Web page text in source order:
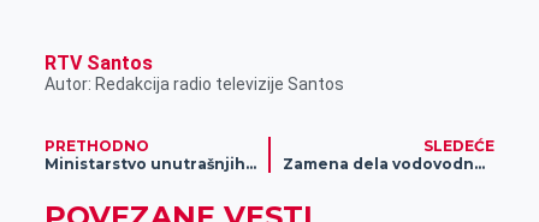
RTV Santos
Autor: Redakcija radio televizije Santos
PRETHODNO
Ministarstvo unutrašnjih poslova iznelo apel zbog kupališne sezone
SLEDEĆE
Zamena dela vodovodne mreže u Pančevačkoj ulici